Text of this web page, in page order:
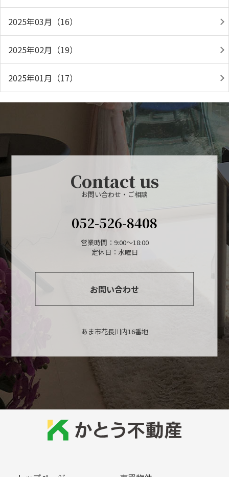
2025年03月（16）
2025年02月（19）
2025年01月（17）
Contact us
お問い合わせ・ご相談
052-526-8408
営業時間：9:00～18:00
定休日：水曜日
お問い合わせ
あま市花長川内16番地